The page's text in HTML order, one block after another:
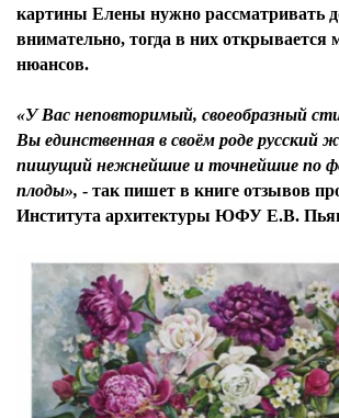
картины Елены нужно рассматривать
внимательно, тогда в них открывается
нюансов.
«У Вас неповторимый, своеобразный
Вы единственная в своём роде русский
пишущий нежнейшие и точнейшие по
плоды», - так пишет в книге отзывов
Института архитектуры ЮФУ Е.В.